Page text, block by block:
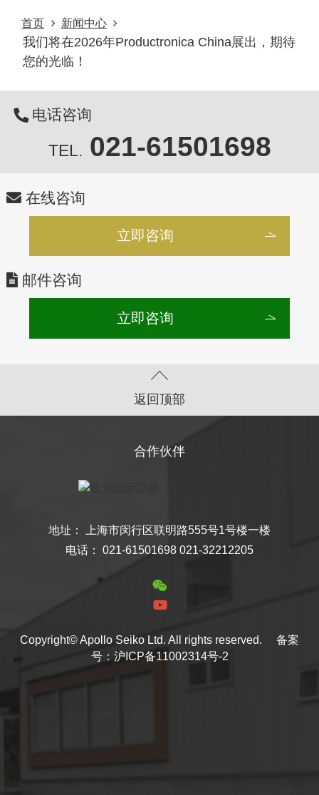
首页 新闻中心
我们将在2026年Productronica China展出，期待
您的光临！
电话咨询
TEL. 021-61501698
在线咨询
立即咨询
邮件咨询
立即咨询
返回顶部
合作伙伴
地址： 上海市闵行区联明路555号1号楼一楼
电话： 021-61501698 021-32212205
Copyright© Apollo Seiko Ltd. All rights reserved. 备案
号：沪ICP备11002314号-2